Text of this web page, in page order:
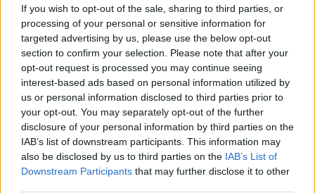
If you wish to opt-out of the sale, sharing to third parties, or
processing of your personal or sensitive information for
targeted advertising by us, please use the below opt-out
section to confirm your selection. Please note that after your
opt-out request is processed you may continue seeing
interest-based ads based on personal information utilized by
us or personal information disclosed to third parties prior to
your opt-out. You may separately opt-out of the further
disclosure of your personal information by third parties on the
IAB’s list of downstream participants. This information may
also be disclosed by us to third parties on the IAB’s List of
Downstream Participants that may further disclose it to other